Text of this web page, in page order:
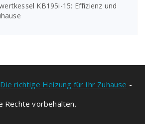
KB195i-15: Effizienz und
Die richtige Heizung für Ihr Zuhause -
Rechte vorbehalten.